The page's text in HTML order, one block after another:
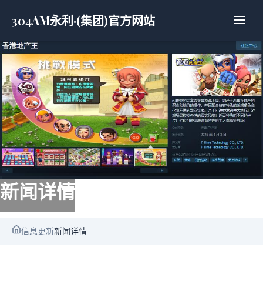
304AM永利·(集团)官方网站
新闻详情
信息更新新闻详情